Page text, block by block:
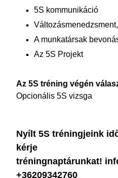
5S kommunikáció
A munkatársak
Az 5S Projekt
Az 5S tréning végén
Opcionális 5S vizsga
Nyílt 5S tréningjeink
kérje
tréningnaptárunkat!
+36209342760